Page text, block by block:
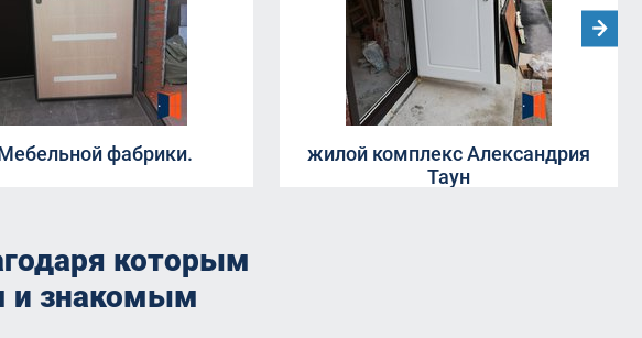
фабрики.
жилой комплекс Александрия
Таун
которым
и знакомым